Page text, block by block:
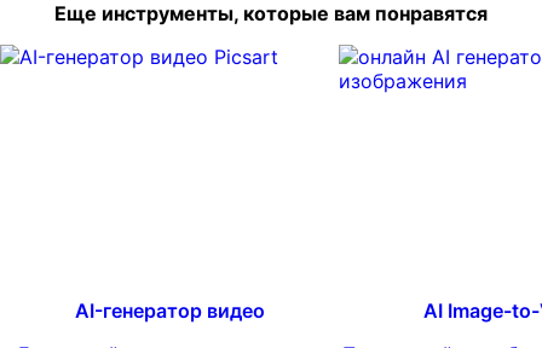
Еще инструменты, которые вам понравятся
AI-генератор видео
AI Image-